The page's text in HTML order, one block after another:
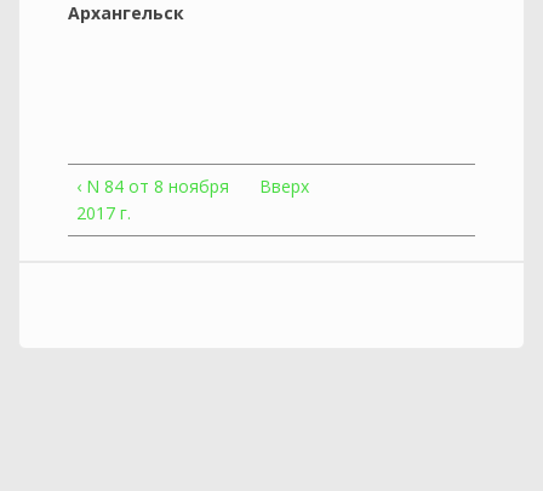
Архангельск
‹ N 84 от 8 ноября
2017 г.
Вверх